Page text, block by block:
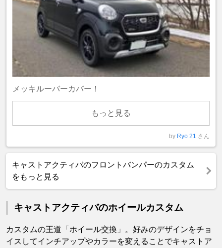
メッキルーバーカバー！
もっと見る
by Ryo 21 さん
キャストアクティバのフロントバンパーのカスタム
をもっと見る
キャストアクティバのホイールカスタム
カスタムの王道「ホイール交換」。好みのデザインをチョ
イスしてインチアップやカラーを変えることでキャストア